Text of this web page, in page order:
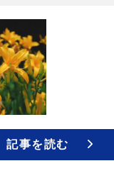
記事を読む